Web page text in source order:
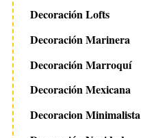
Decoración Lofts
Decoración Marinera
Decoración Marroquí
Decoración Mexicana
Decoracion Minimalista